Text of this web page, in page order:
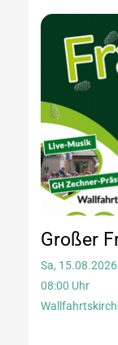
Großer
Sa, 15.08.2026
08:00 Uhr